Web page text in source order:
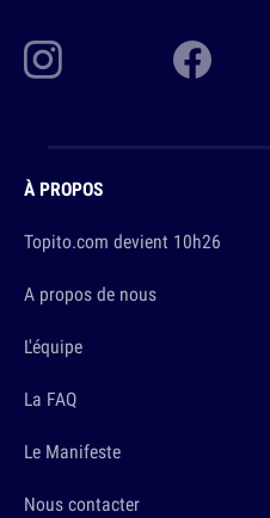
À PROPOS
Topito.com devient 10h26
A propos de nous
L'équipe
La FAQ
Le Manifeste
Nous contacter